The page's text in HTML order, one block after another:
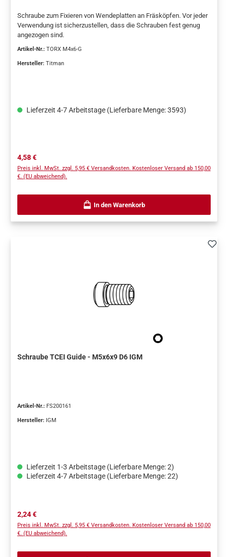
Schraube zum Fixieren von Wendeplatten an Fräsköpfen. Vor jeder
Verwendung ist sicherzustellen, dass die Schrauben fest genug
angezogen sind.
Artikel-Nr.: TORX M4x6-G
Hersteller: Titman
Lieferzeit 4-7 Arbeitstage (Lieferbare Menge: 3593)
Regulärer Preis:
4,58 €
Preis inkl. MwSt. zzgl. 5,95 € Versandkosten. Kostenloser Versand ab 150,00
€. (EU abweichend).
In den Warenkorb
Schraube TCEI Guide - M5x6x9 D6 IGM
Artikel-Nr.: FS200161
Hersteller: IGM
Lieferzeit 1-3 Arbeitstage (Lieferbare Menge: 2)
Lieferzeit 4-7 Arbeitstage (Lieferbare Menge: 22)
Regulärer Preis:
2,24 €
Preis inkl. MwSt. zzgl. 5,95 € Versandkosten. Kostenloser Versand ab 150,00
€. (EU abweichend).